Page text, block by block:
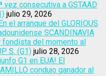
vez consecutiva a GSTAAD
julio 29, 2026
el arranque del GLORIOUS
SCANDINAVIA
del momento al
S. (G1) julio 28, 2026
G1 en EUA! El
condujo ganador al